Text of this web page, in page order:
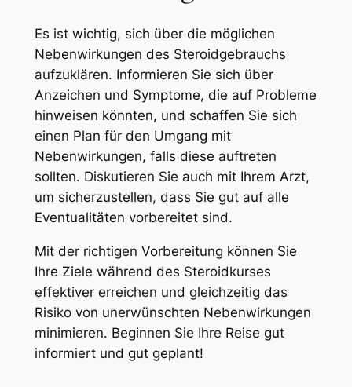
Es ist wichtig, sich über die möglichen
Nebenwirkungen des Steroidgebrauchs
aufzuklären. Informieren Sie sich über
Anzeichen und Symptome, die auf Probleme
hinweisen könnten, und schaffen Sie sich
einen Plan für den Umgang mit
Nebenwirkungen, falls diese auftreten
sollten. Diskutieren Sie auch mit Ihrem Arzt,
um sicherzustellen, dass Sie gut auf alle
Eventualitäten vorbereitet sind.
Mit der richtigen Vorbereitung können Sie
Ihre Ziele während des Steroidkurses
effektiver erreichen und gleichzeitig das
Risiko von unerwünschten Nebenwirkungen
minimieren. Beginnen Sie Ihre Reise gut
informiert und gut geplant!